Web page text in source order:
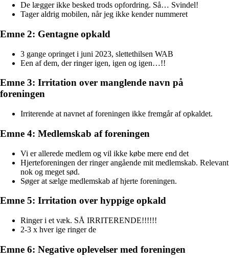
De lægger ikke besked trods opfordring. Så… Svindel!
Tager aldrig mobilen, når jeg ikke kender nummeret
Emne 2: Gentagne opkald
3 gange opringet i juni 2023, slettethilsen WAB
Een af dem, der ringer igen, igen og igen…!!
Emne 3: Irritation over manglende navn på
foreningen
Irriterende at navnet af foreningen ikke fremgår af opkaldet.
Emne 4: Medlemskab af foreningen
Vi er allerede medlem og vil ikke købe mere end det
Hjerteforeningen der ringer angående mit medlemskab. Relevant
nok og meget sød.
Søger at sælge medlemskab af hjerte foreningen.
Emne 5: Irritation over hyppige opkald
Ringer i et væk. SÅ IRRITERENDE!!!!!!
2-3 x hver ige ringer de
Emne 6: Negative oplevelser med foreningen